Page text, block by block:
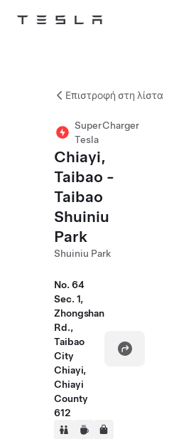
Tesla
Επιστροφή στη λίστα
SuperCharger
Tesla
Chiayi,
Taibao -
Taibao
Shuiniu
Park
Shuiniu Park
No. 64
Sec. 1,
Zhongshan
Rd.,
Taibao
City
Chiayi,
Chiayi
County
612